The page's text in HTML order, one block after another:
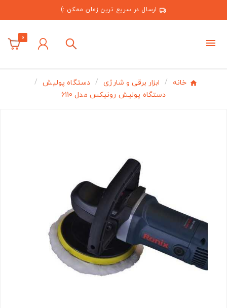
ارسال در سریع ترین زمان ممکن :)
0
خانه ابزار برقی و شارژی
دستگاه پولیش
دستگاه پولیش رونیکس مدل 6110